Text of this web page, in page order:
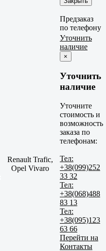
Предзаказ
по телефону
Renault Trafic,
Opel Vivaro
Уточнить
наличие
×
Уточнить
наличие
Уточните
стоимость и
возможность
заказа по
телефонам:
Тел:
+38(099)252
33 32
Тел:
+38(068)488
83 13
Тел:
+38(095)123
63 66
Перейти на
Контакты